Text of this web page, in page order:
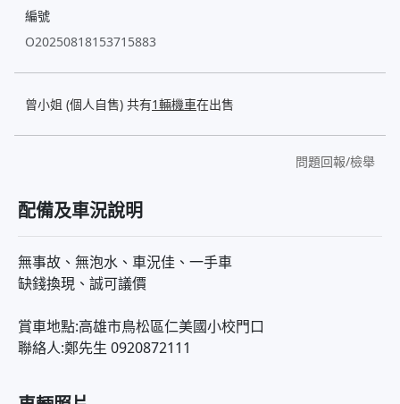
編號
O20250818153715883
曾小姐 (個人自售) 共有1輛機車在出售
問題回報/檢舉
配備及車況說明
無事故、無泡水、車況佳、一手車
缺錢換現、誠可議價
賞車地點:高雄市鳥松區仁美國小校門口
聯絡人:鄭先生 0920872111